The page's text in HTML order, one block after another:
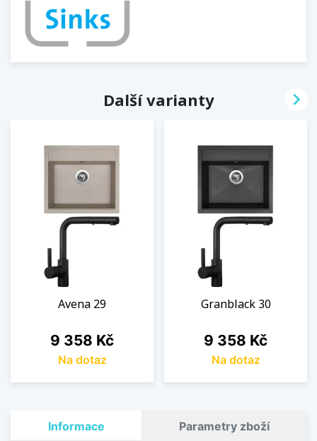
Další varianty
Avena 29
Cena
9 358 Kč
Na dotaz
Granblack 30
Cena
9 358 Kč
Na dotaz

Informace Parametry zboží